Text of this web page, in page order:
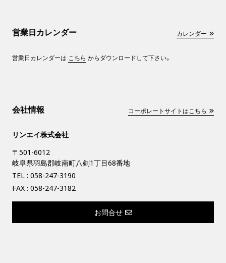
営業日カレンダー カレンダー
営業日カレンダーは こちら からダウンロードして下さい。
会社情報 コーポレートサイトはこちら
リンエイ株式会社
〒501-6012
岐阜県羽島郡岐南町八剣1丁目68番地
TEL : 058-247-3190
FAX : 058-247-3182
お問合せ